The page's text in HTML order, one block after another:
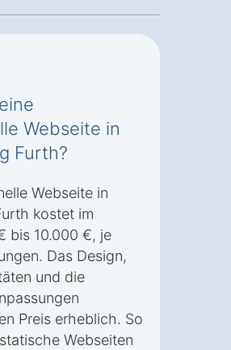
Webseite in
Furth?
Webseite in
kostet im
bis 10.000 €, je
Das Design,
und die
Preis erheblich. So
Webseiten